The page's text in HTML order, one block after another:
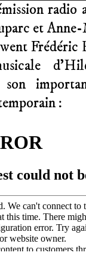
radio
et
Frédéric
: